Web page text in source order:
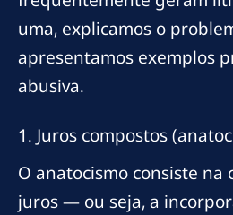
uma, explicamos o
apresentamos exemplos
abusiva.
1. Juros compostos
O anatocismo consiste na
juros — ou seja, a